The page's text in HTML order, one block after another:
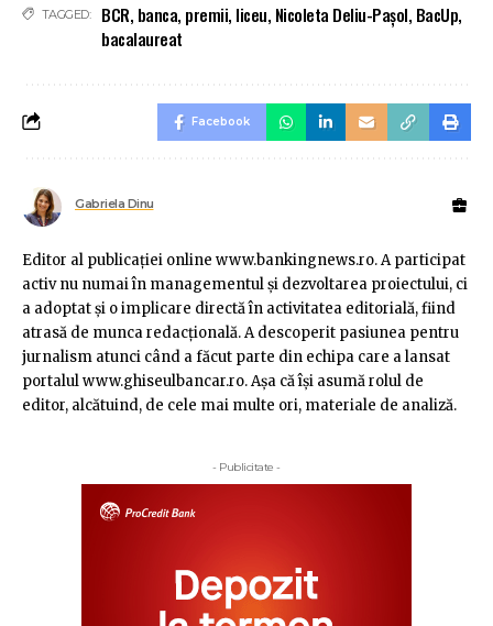
TAGGED: BCR, banca, premii, liceu, Nicoleta Deliu-Pașol, BacUp,
bacalaureat
Facebook
Gabriela Dinu
Editor al publicaţiei online www.bankingnews.ro. A participat
activ nu numai în managementul şi dezvoltarea proiectului, ci
a adoptat şi o implicare directă în activitatea editorială, fiind
atrasă de munca redacţională. A descoperit pasiunea pentru
jurnalism atunci când a făcut parte din echipa care a lansat
portalul www.ghiseulbancar.ro. Așa că îşi asumă rolul de
editor, alcătuind, de cele mai multe ori, materiale de analiză.
- Publicitate -